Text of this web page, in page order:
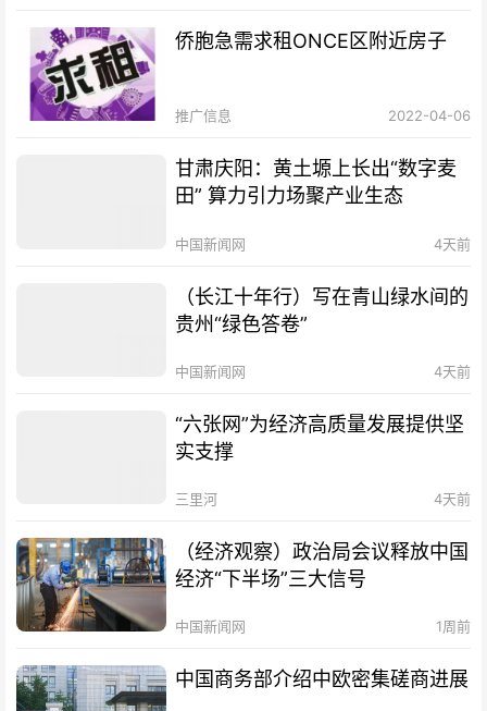
侨胞急需求租ONCE区附近房子
推广信息 2022-04-06
甘肃庆阳：黄土塬上长出“数字麦
田” 算力引力场聚产业生态
中国新闻网 4天前
（长江十年行）写在青山绿水间的
贵州“绿色答卷”
中国新闻网 4天前
“六张网”为经济高质量发展提供坚
实支撑
三里河 4天前
（经济观察）政治局会议释放中国
经济“下半场”三大信号
中国新闻网 1周前
中国商务部介绍中欧密集磋商进展